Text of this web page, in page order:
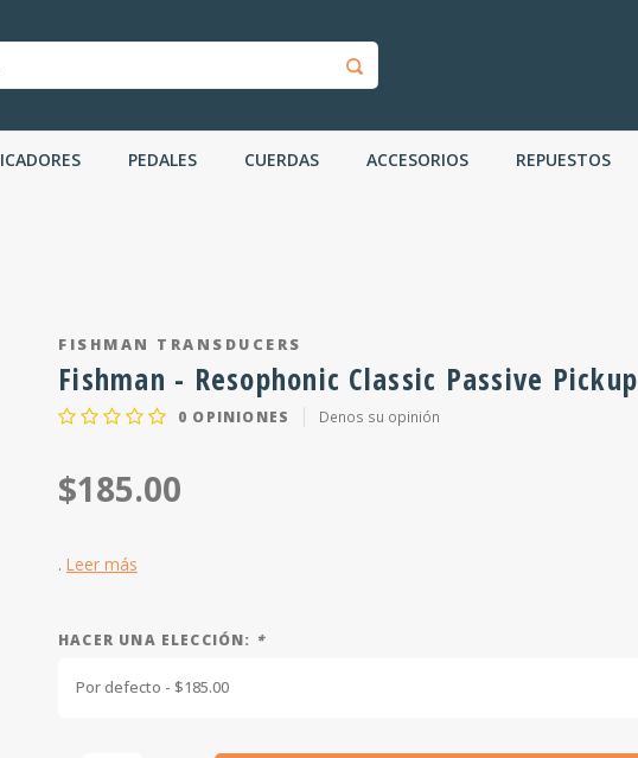
PEDALES CUERDAS ACCESORIOS REPUESTOS
FISHMAN TRANSDUCERS
Fishman - Resophonic Classic Passive Pickup
0 OPINIONES Denos su opinión
$185.00
. Leer más
HACER UNA ELECCIÓN: *
Por defecto - $185.00